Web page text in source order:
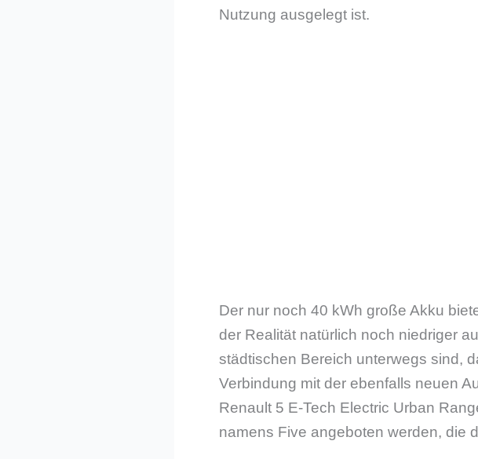
Nutzung ausgelegt ist.
Der nur noch 40 kWh große Akku
der Realität natürlich noch niedriger
städtischen Bereich unterwegs sind,
Verbindung mit der ebenfalls neuen
Renault 5 E-Tech Electric Urban
namens Five angeboten werden, die